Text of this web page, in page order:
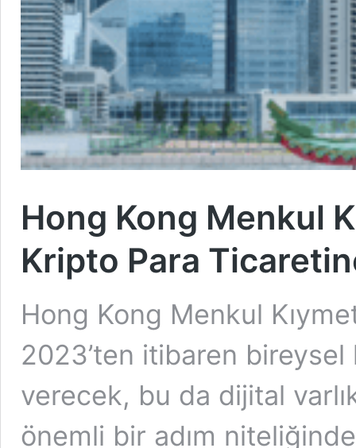
Hong Kong Menkul
Kripto Para
Hong Kong Menkul
2023’ten itibaren
verecek, bu da dijital
önemli bir adım